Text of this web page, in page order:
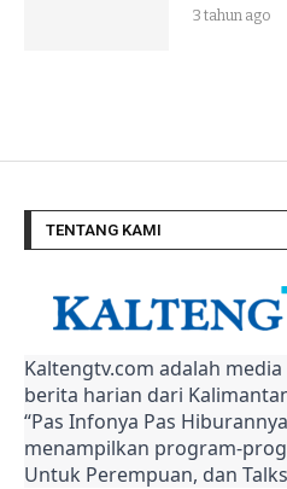
3 tahun ago
TENTANG KAMI
Kaltengtv.com adalah
berita harian dari
“Pas Infonya Pas
menampilkan program-
Untuk Perempuan, dan